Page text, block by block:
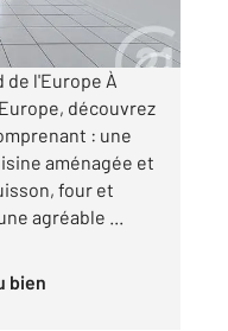
de l'Europe À
découvrez
: une
aménagée et
four et
agréable ...
bien